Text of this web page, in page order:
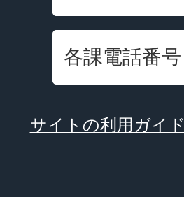
各課電話番号
サイトの利用ガイド